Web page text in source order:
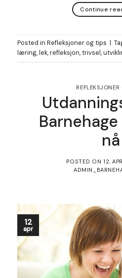
Continue
Posted in Refleksjoner og tips
læring,lek,refleksjon,trivsel,
REFLEKSJONER
nå
POSTED ON12.
12
apr